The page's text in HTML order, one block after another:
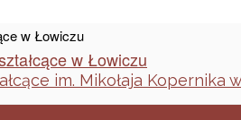
im. Mikołaja Kopernika